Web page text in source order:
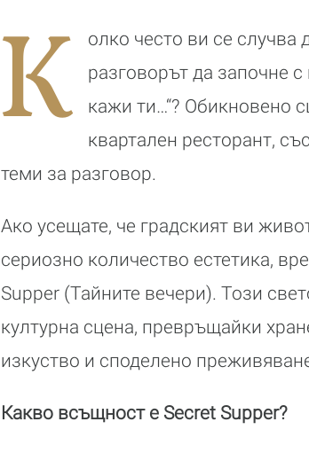
К
олко често ви се случва
разговорът да започне
кажи ти…“? Обикновено
квартален ресторант,
теми за разговор.
Ако усещате, че градският ви
сериозно количество естетика,
Supper (Тайните вечери). Този
културна сцена, превръщайки
изкуство и споделено
Какво всъщност е Secret Supper?